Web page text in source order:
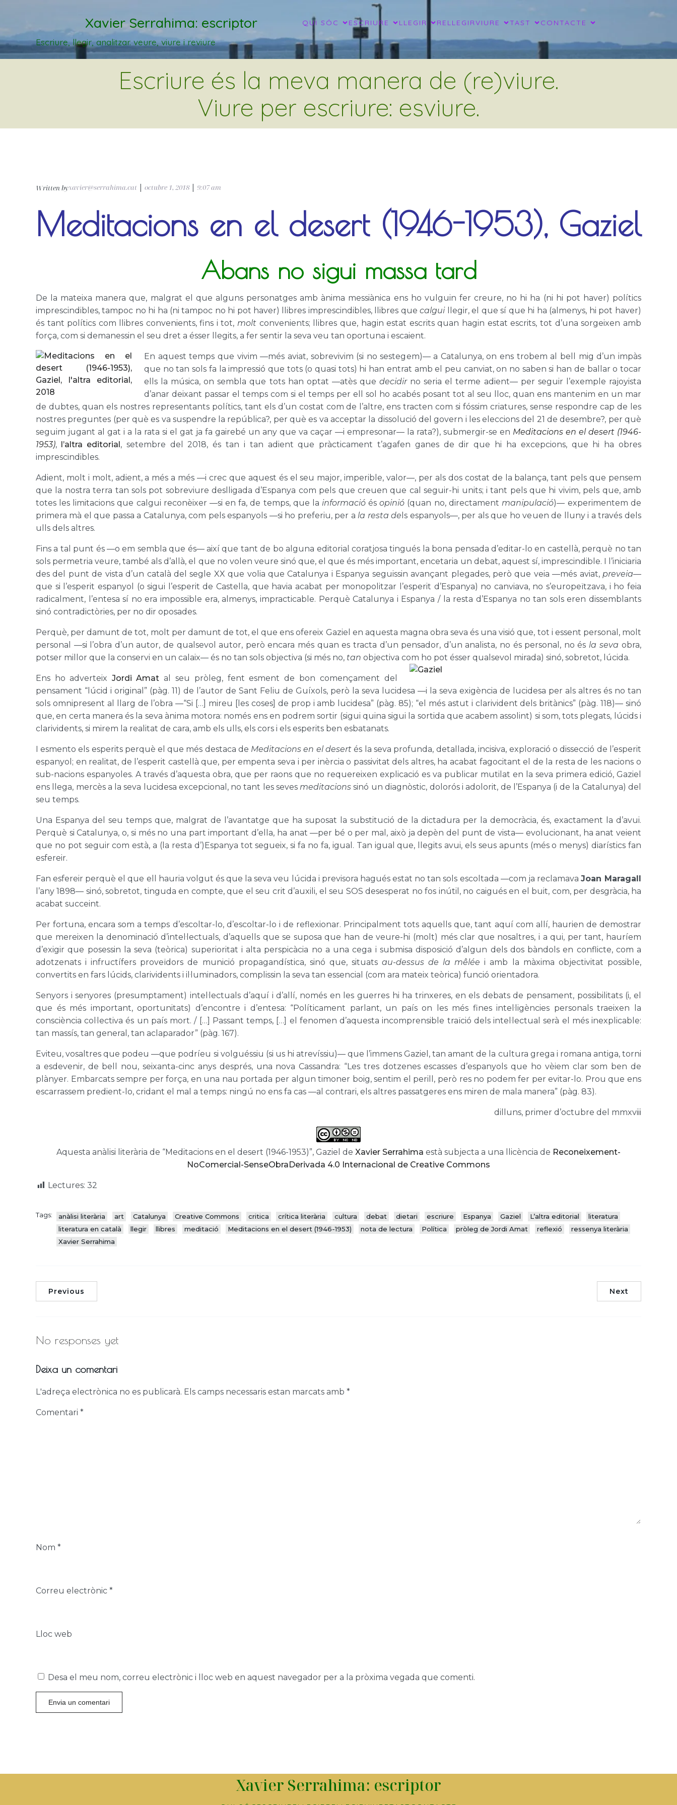
Xavier Serrahima: escriptor QUI SÓC ESCRIURE LLEGIR RELLEGIRVIURE TAST CONTACTE
Escriure, llegir, analitzar. veure, viure i reviure
Escriure és la meva manera de (re)viure.
Viure per escriure: esviure.
Written byxavier@serrahima.cat octubre 1, 2018 9:07 am
Meditacions en el desert (1946-1953), Gaziel
Abans no sigui massa tard
De la mateixa manera que, malgrat el que alguns personatges amb ànima messiànica ens ho vulguin fer creure, no hi ha (ni hi pot haver) polítics
imprescindibles, tampoc no hi ha (ni tampoc no hi pot haver) llibres imprescindibles, llibres que calguillegir, el que sí que hi ha (almenys, hi pot haver)
és tant polítics com llibres convenients, fins i tot, molt convenients; llibres que, hagin estat escrits quan hagin estat escrits, tot d’una sorgeixen amb
força, com si demanessin el seu dret a ésser llegits, a fer sentir la seva veu tan oportuna i escaient.
En aquest temps que vivim —més aviat, sobrevivim (si no sestegem)— a Catalunya, on ens trobem al bell mig d’un impàs
que no tan sols fa la impressió que tots (o quasi tots) hi han entrat amb el peu canviat, on no saben si han de ballar o tocar
ells la música, on sembla que tots han optat —atès que decidirno seria el terme adient— per seguir l’exemple rajoyista
d’anar deixant passar el temps com si el temps per ell sol ho acabés posant tot al seu lloc, quan ens mantenim en un mar
de dubtes, quan els nostres representants polítics, tant els d’un costat com de l’altre, ens tracten com si fóssim criatures, sense respondre cap de les
nostres preguntes (per què es va suspendre la república?, per què es va acceptar la dissolució del govern i les eleccions del 21 de desembre?, per què
seguim jugant al gat i a la rata si el gat ja fa gairebé un any que va caçar —i empresonar— la rata?), submergir-se en Meditacions en el desert (1946-
1953), l’altra editorial, setembre del 2018, és tan i tan adient que pràcticament t’agafen ganes de dir que hi ha excepcions, que hi ha obres
imprescindibles.
Adient, molt i molt, adient, a més a més —i crec que aquest és el seu major, imperible, valor—, per als dos costat de la balança, tant pels que pensem
que la nostra terra tan sols pot sobreviure deslligada d’Espanya com pels que creuen que cal seguir-hi units; i tant pels que hi vivim, pels que, amb
totes les limitacions que calgui reconèixer —si en fa, de temps, que la informació és opinió (quan no, directament manipulació)— experimentem de
primera mà el que passa a Catalunya, com pels espanyols —si ho preferiu, per a la resta de ls espanyols—, per als que ho veuen de lluny i a través dels
ulls dels altres.
Fins a tal punt és —o em sembla que és— així que tant de bo alguna editorial coratjosa tingués la bona pensada d’editar-lo en castellà, perquè no tan
sols permetria veure, també als d’allà, el que no volen veure sinó que, el que és més important, encetaria un debat, aquest sí, imprescindible. I l’iniciaria
des del punt de vista d’un català del segle XX que volia que Catalunya i Espanya seguissin avançant plegades, però que veia —més aviat, preveia—
que si l’esperit espanyol (o sigui l’esperit de Castella, que havia acabat per monopolitzar l’esperit d’Espanya) no canviava, no s’europeïtzava, i ho feia
radicalment, l’entesa sí no era impossible era, almenys, impracticable. Perquè Catalunya i Espanya / la resta d’Espanya no tan sols eren dissemblants
sinó contradictòries, per no dir oposades.
Perquè, per damunt de tot, molt per damunt de tot, el que ens ofereix Gaziel en aquesta magna obra seva és una visió que, tot i essent personal, molt
personal —si l’obra d’un autor, de qualsevol autor, però encara més quan es tracta d’un pensador, d’un analista, no és personal, no és la seva obra,
potser millor que la conservi en un calaix— és no tan sols objectiva (si més no, tan objectiva com ho pot ésser qualsevol mirada) sinó, sobretot, lúcida.
Ens ho adverteix Jordi Amat al seu pròleg, fent esment de bon començament del
pensament “lúcid i original” (pàg. 11) de l’autor de Sant Feliu de Guíxols, però la seva lucidesa —i la seva exigència de lucidesa per als altres és no tan
sols omnipresent al llarg de l’obra —“Si […] mireu [les coses] de prop i amb lucidesa” (pàg. 85); “el més astut i clarivident dels britànics” (pàg. 118)— sinó
que, en certa manera és la seva ànima motora: només ens en podrem sortir (sigui quina sigui la sortida que acabem assolint) si som, tots plegats, lúcids i
clarividents, si mirem la realitat de cara, amb els ulls, els cors i els esperits ben esbatanats.
I esmento els esperits perquè el que més destaca de Meditacions en el desert és la seva profunda, detallada, incisiva, exploració o dissecció de l’esperit
espanyol; en realitat, de l’esperit castellà que, per empenta seva i per inèrcia o passivitat dels altres, ha acabat fagocitant el de la resta de les nacions o
sub-nacions espanyoles. A través d’aquesta obra, que per raons que no requereixen explicació es va publicar mutilat en la seva primera edició, Gaziel
ens llega, mercès a la seva lucidesa excepcional, no tant les seves meditacions sinó un diagnòstic, dolorós i adolorit, de l’Espanya (i de la Catalunya) del
seu temps.
Una Espanya del seu temps que, malgrat de l’avantatge que ha suposat la substitució de la dictadura per la democràcia, és, exactament la d’avui.
Perquè si Catalunya, o, si més no una part important d’ella, ha anat —per bé o per mal, això ja depèn del punt de vista— evolucionant, ha anat veient
que no pot seguir com està, a (la resta d’)Espanya tot segueix, si fa no fa, igual. Tan igual que, llegits avui, els seus apunts (més o menys) diarístics fan
esfereir.
Fan esfereir perquè el que ell hauria volgut és que la seva veu lúcida i previsora hagués estat no tan sols escoltada —com ja reclamava Joan Maragall
l’any 1898— sinó, sobretot, tinguda en compte, que el seu crit d’auxili, el seu SOS desesperat no fos inútil, no caigués en el buit, com, per desgràcia, ha
acabat succeint.
Per fortuna, encara som a temps d’escoltar-lo, d’escoltar-lo i de reflexionar. Principalment tots aquells que, tant aquí com allí, haurien de demostrar
que mereixen la denominació d’intel·lectuals, d’aquells que se suposa que han de veure-hi (molt) més clar que nosaltres, i a qui, per tant, hauríem
d’exigir que posessin la seva (teòrica) superioritat i alta perspicàcia no a una cega i submisa disposició d’algun dels dos bàndols en conflicte, com a
adotzenats i infructífers proveïdors de munició propagandística, sinó que, situats au-dessus de la mêlée i amb la màxima objectivitat possible,
convertits en fars lúcids, clarividents i il·luminadors, complissin la seva tan essencial (com ara mateix teòrica) funció orientadora.
Senyors i senyores (presumptament) intel·lectuals d’aquí i d’allí, només en les guerres hi ha trinxeres, en els debats de pensament, possibilitats (i, el
que és més important, oportunitats) d’encontre i d’entesa: “Políticament parlant, un país on les més fines intel·ligències personals traeixen la
consciència col·lectiva és un país mort. / […] Passant temps, […] el fenomen d’aquesta incomprensible traïció dels intel·lectual serà el més inexplicable:
tan massís, tan general, tan aclaparador” (pàg. 167).
Eviteu, vosaltres que podeu —que podríeu si volguéssiu (si us hi atrevíssiu)— que l’immens Gaziel, tan amant de la cultura grega i romana antiga, torni
a esdevenir, de bell nou, seixanta-cinc anys després, una nova Cassandra: “Les tres dotzenes escasses d’espanyols que ho vèiem clar som ben de
plànyer. Embarcats sempre per força, en una nau portada per algun timoner boig, sentim el perill, però res no podem fer per evitar-lo. Prou que ens
escarrassem predient-lo, cridant el mal a temps: ningú no ens fa cas —al contrari, els altres passatgeres ens miren de mala manera” (pàg. 83).
dilluns, primer d’octubre del mmxviii
Aquesta anàlisi literària de “Meditacions en el desert (1946-1953)”, Gaziel de Xavier Serrahima està subjecta a una llicència de Reconeixement-
NoComercial-SenseObraDerivada 4.0 Internacional de Creative Commons
Lectures: 32
Tags: anàlisi literària art Catalunya Creative Commons critica crítica literària cultura debat dietari escriure Espanya Gaziel L’altra editorial
literatura
literatura en català
llegir llibres meditació Meditacions en el desert (1946-1953) nota de lectura Política pròleg de Jordi Amat reflexió
ressenya literària
Xavier Serrahima
Previous Next
No responses yet
Deixa un comentari
L'adreça electrònica no es publicarà. Els camps necessaris estan marcats amb *
Comentari *
Nom *
Correu electrònic *
Lloc web
Desa el meu nom, correu electrònic i lloc web en aquest navegador per a la pròxima vegada que comenti.
Xavier Serrahima: escriptor